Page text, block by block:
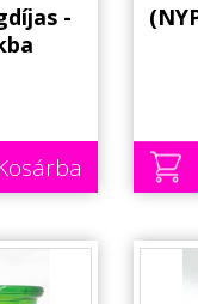
-
LED
Party